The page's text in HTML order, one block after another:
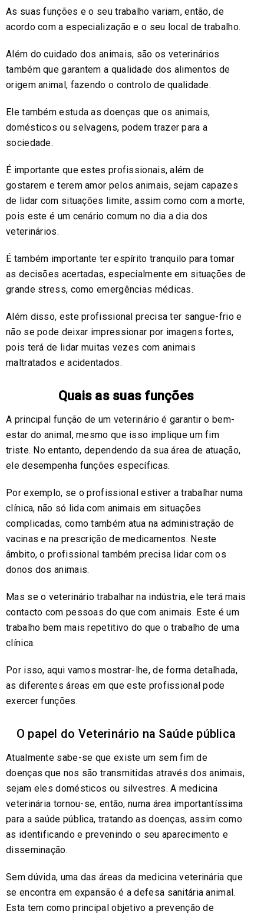
As suas funções e o seu trabalho variam, então, de
acordo com a especialização e o seu local de trabalho.
Além do cuidado dos animais, são os veterinários
também que garantem a qualidade dos alimentos de
origem animal, fazendo o controlo de qualidade.
Ele também estuda as doenças que os animais,
domésticos ou selvagens, podem trazer para a
sociedade.
É importante que estes profissionais, além de
gostarem e terem amor pelos animais, sejam capazes
de lidar com situações limite, assim como com a morte,
pois este é um cenário comum no dia a dia dos
veterinários.
É também importante ter espírito tranquilo para tomar
as decisões acertadas, especialmente em situações de
grande stress, como emergências médicas.
Além disso, este profissional precisa ter sangue-frio e
não se pode deixar impressionar por imagens fortes,
pois terá de lidar muitas vezes com animais
maltratados e acidentados.
Quais as suas funções
A principal função de um veterinário é garantir o bem-
estar do animal, mesmo que isso implique um fim
triste. No entanto, dependendo da sua área de atuação,
ele desempenha funções específicas.
Por exemplo, se o profissional estiver a trabalhar numa
clínica, não só lida com animais em situações
complicadas, como também atua na administração de
vacinas e na prescrição de medicamentos. Neste
âmbito, o profissional também precisa lidar com os
donos dos animais.
Mas se o veterinário trabalhar na indústria, ele terá mais
contacto com pessoas do que com animais. Este é um
trabalho bem mais repetitivo do que o trabalho de uma
clínica.
Por isso, aqui vamos mostrar-lhe, de forma detalhada,
as diferentes áreas em que este profissional pode
exercer funções.
O papel do Veterinário na Saúde pública
Atualmente sabe-se que existe um sem fim de
doenças que nos são transmitidas através dos animais,
sejam eles domésticos ou silvestres. A medicina
veterinária tornou-se, então, numa área importantíssima
para a saúde pública, tratando as doenças, assim como
as identificando e prevenindo o seu aparecimento e
disseminação.
Sem dúvida, uma das áreas da medicina veterinária que
se encontra em expansão é a defesa sanitária animal.
Esta tem como principal objetivo a prevenção de